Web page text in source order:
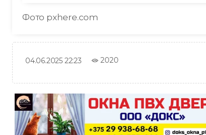
Фото pxhere.com
04.06.2025 22:23 2020